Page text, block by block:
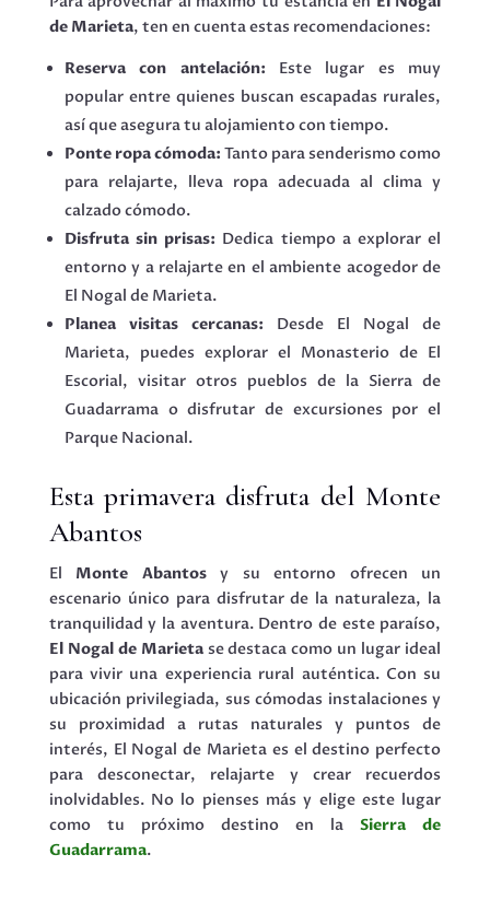
de Marieta, ten en cuenta estas recomendaciones:
Reserva con antelación: Este lugar es muy
popular entre quienes buscan escapadas rurales,
así que asegura tu alojamiento con tiempo.
Ponte ropa cómoda: Tanto para senderismo como
para relajarte, lleva ropa adecuada al clima y
calzado cómodo.
Disfruta sin prisas: Dedica tiempo a explorar el
entorno y a relajarte en el ambiente acogedor de
El Nogal de Marieta.
Planea visitas cercanas: Desde El Nogal de
Marieta, puedes explorar el Monasterio de El
Escorial, visitar otros pueblos de la Sierra de
Guadarrama o disfrutar de excursiones por el
Parque Nacional.
Esta primavera disfruta del Monte
Abantos
El Monte Abantosy su entorno ofrecen un
escenario único para disfrutar de la naturaleza, la
tranquilidad y la aventura. Dentro de este paraíso,
El Nogal de Marietase destaca como un lugar ideal
para vivir una experiencia rural auténtica. Con su
ubicación privilegiada, sus cómodas instalaciones y
su proximidad a rutas naturales y puntos de
interés, El Nogal de Marieta es el destino perfecto
para desconectar, relajarte y crear recuerdos
inolvidables. No lo pienses más y elige este lugar
como tu próximo destino en laSierra de
Guadarrama.